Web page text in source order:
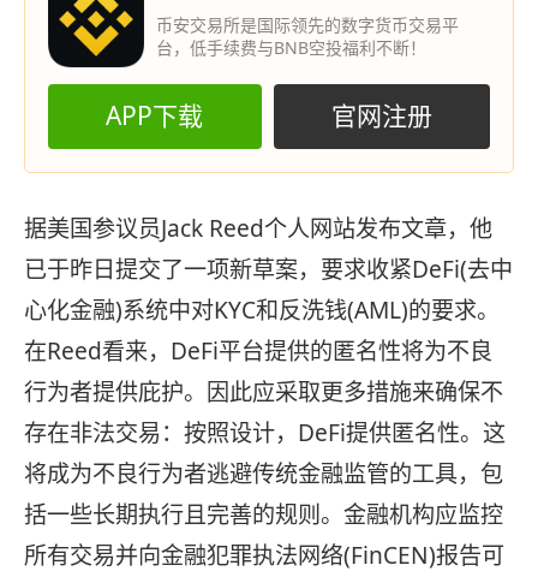
币安交易所是国际领先的数字货币交易平
台，低手续费与BNB空投福利不断！
APP下载 官网注册
据美国参议员Jack Reed个人网站发布文章，他
已于昨日提交了一项新草案，要求收紧DeFi(去中
心化金融)系统中对KYC和反洗钱(AML)的要求。
在Reed看来，DeFi平台提供的匿名性将为不良
行为者提供庇护。因此应采取更多措施来确保不
存在非法交易：按照设计，DeFi提供匿名性。这
将成为不良行为者逃避传统金融监管的工具，包
括一些长期执行且完善的规则。金融机构应监控
所有交易并向金融犯罪执法网络(FinCEN)报告可